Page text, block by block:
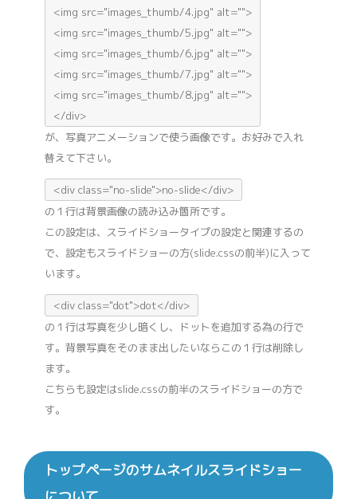
<img src="images_thumb/4.jpg" alt="">
<img src="images_thumb/5.jpg" alt="">
<img src="images_thumb/6.jpg" alt="">
<img src="images_thumb/7.jpg" alt="">
<img src="images_thumb/8.jpg" alt="">
</div>
が、写真アニメーションで使う画像です。お好みで入れ
替えて下さい。
<div class="no-slide">no-slide</div>
の１行は背景画像の読み込み箇所です。
この設定は、スライドショータイプの設定と関連するの
で、設定もスライドショーの方(slide.cssの前半)に入って
います。
<div class="dot">dot</div>
の１行は写真を少し暗くし、ドットを追加する為の行で
す。背景写真をそのまま出したいならこの１行は削除し
ます。
こちらも設定はslide.cssの前半のスライドショーの方で
す。
トップページのサムネイルスライドショー